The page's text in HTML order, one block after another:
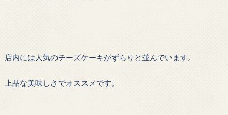
店内には人気のチーズケーキがずらりと並んでいます。
上品な美味しさでオススメです。